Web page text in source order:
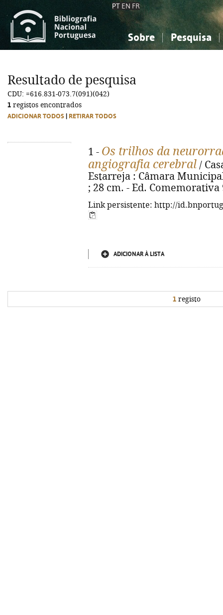
PT EN FR
Sobre Pesquisa
Ciências sociais...
Ciências sociais...
Resultado de pesquisa
CDU: =616.831-073.7(091)(042)
1 registos encontrados
ADICIONAR TODOS RETIRAR TODOS
1 - Os trilhos da
angiografia cerebral /
Estarreja : Câmara
; 28 cm. - Ed.
Link persistente: http://
ADICIONAR À LISTA
1 registo